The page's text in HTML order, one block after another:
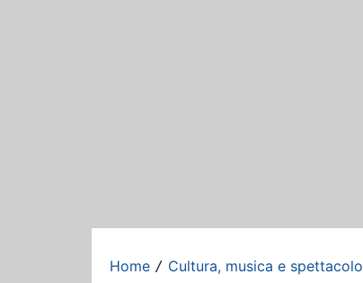
Home / Cultura, musica e spettacolo